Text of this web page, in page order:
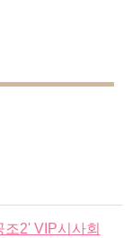
2' VIP시사회